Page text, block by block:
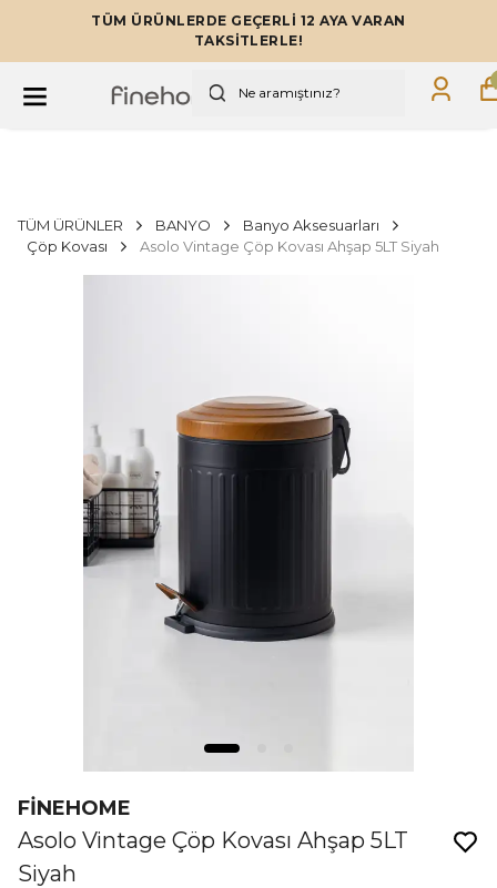
TÜM ÜRÜNLERDE GEÇERLİ 12 AYA VARAN
TAKSİTLERLE!
TÜM ÜRÜNLER BANYO
Banyo Aksesuarları
Çöp Kovası
Asolo Vintage Çöp Kovası Ahşap 5LT Siyah
FİNEHOME
Asolo Vintage Çöp Kovası Ahşap 5LT
Siyah